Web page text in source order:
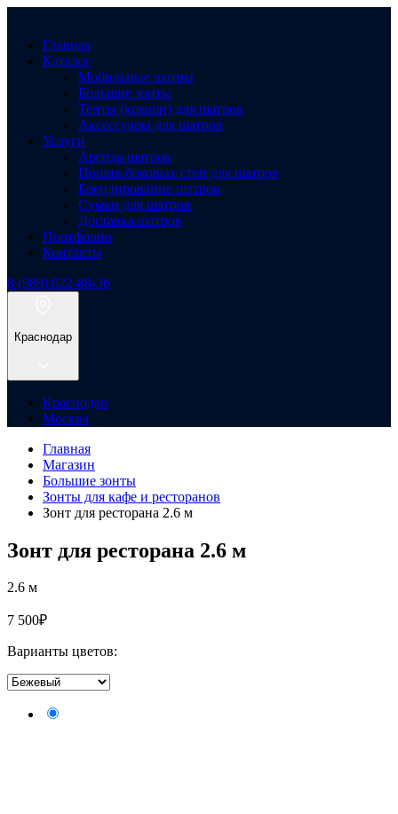
Главная
Каталог
Мобильные шатры
Большие зонты
Тенты (крыши) для шатров
Аксессуары для шатров
Услуги
Аренда шатров
Пошив боковых стен для шатров
Брендирование шатров
Сумки для шатров
Доставка шатров
Портфолио
Контакты
8 (989) 822-88-36
Краснодар
Краснодар
Москва
Главная
Магазин
Большие зонты
Зонты для кафе и ресторанов
Зонт для ресторана 2.6 м
Зонт для ресторана 2.6 м
2.6 м
7 500₽
Варианты цветов: